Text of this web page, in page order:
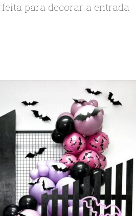
para decorar a entrada